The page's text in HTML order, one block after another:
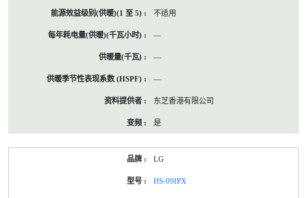
不适用
—
—
—
东芝香港有限公司
是
LG
HS-09IPX